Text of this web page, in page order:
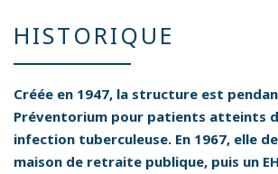
HISTORIQUE
Créée en 1947, la structure est
Préventorium pour patients atteints
infection tuberculeuse. En 1967, elle
maison de retraite publique, puis un